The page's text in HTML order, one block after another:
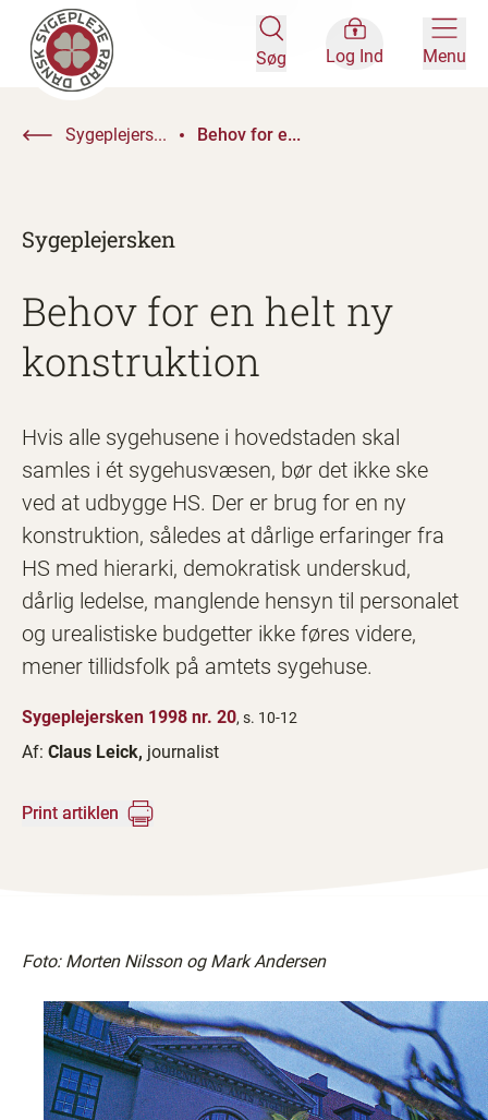
Søg Log Ind Menu
Sygeplejers... Behov for e...
Sygeplejersken
Behov for en helt ny
konstruktion
Hvis alle sygehusene i hovedstaden skal
samles i ét sygehusvæsen, bør det ikke ske
ved at udbygge HS. Der er brug for en ny
konstruktion, således at dårlige erfaringer fra
HS med hierarki, demokratisk underskud,
dårlig ledelse, manglende hensyn til personalet
og urealistiske budgetter ikke føres videre,
mener tillidsfolk på amtets sygehuse.
Sygeplejersken 1998 nr. 20, s. 10-12
Af: Claus Leick, journalist
Print artiklen
Foto: Morten Nilsson og Mark Andersen